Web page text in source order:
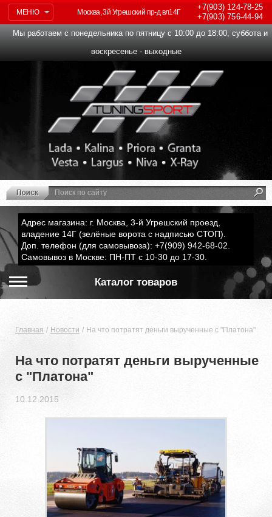
МЕНЮ
+7(903)124-78-25
+7(903)756-44-94
Москва, 3й Угрешский пр-д вл14Г
Мы работаем с понедельника по пятницу с 10:00 до 18:00, суббота и
воскресенье - выходные
Адрес магазина: г. Москва, 3-й Угрешский проезд,
владение 14Г (зелёные ворота с надписью СТОП).
Доп. телефон (для самовывоза): +7(909) 942-68-02.
Самовывоз в Москве: ПН-ПТ с 10-30 до 17-30.
Каталог товаров
Главная Новости На что потратят деньги вырученные с "Платона"
На что потратят деньги вырученные
с "Платона"
10.12.2015